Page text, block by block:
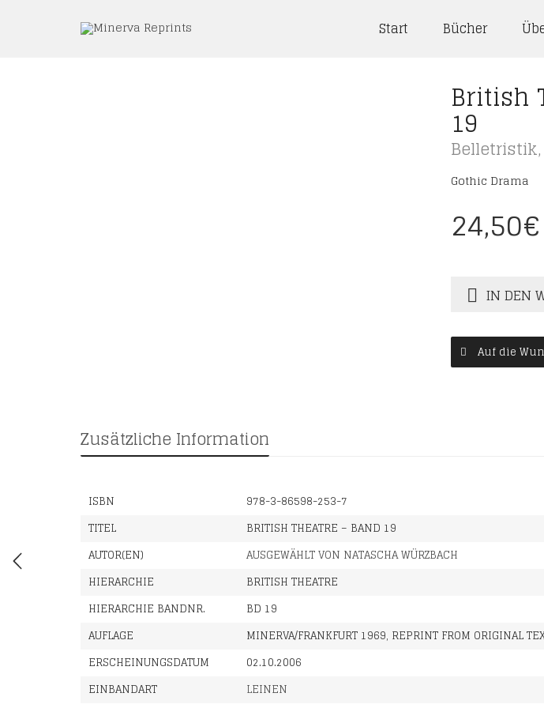
Start Bücher
British
19
Belletristik,
Gothic Drama
24,50€
IN DEN
Auf die
Zusätzliche Information
ISBN
978-3-86598-253-7
TITEL
BRITISH THEATRE – BAND 19
AUTOR(EN)
AUSGEWÄHLT VON NATASCHA WÜRZBACH
HIERARCHIE
BRITISH THEATRE
HIERARCHIE BANDNR.
BD 19
AUFLAGE
MINERVA/FRANKFURT 1969, REPRINT FROM ORIGINAL
ERSCHEINUNGSDATUM
02.10.2006
EINBANDART
LEINEN